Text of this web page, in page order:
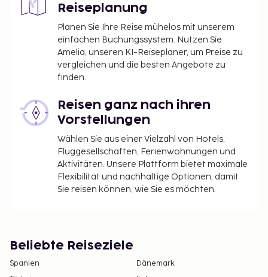
Reiseplanung
Planen Sie Ihre Reise mühelos mit unserem
einfachen Buchungssystem. Nutzen Sie
Amelia, unseren KI-Reiseplaner, um Preise zu
vergleichen und die besten Angebote zu
finden.
Reisen ganz nach ihren
Vorstellungen
Wählen Sie aus einer Vielzahl von Hotels,
Fluggesellschaften, Ferienwohnungen und
Aktivitäten. Unsere Plattform bietet maximale
Flexibilität und nachhaltige Optionen, damit
Sie reisen können, wie Sie es möchten.
Beliebte Reiseziele
Spanien
Dänemark